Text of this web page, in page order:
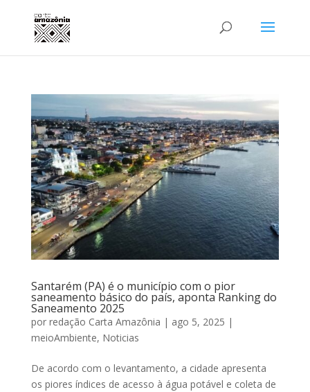
Santarém (PA) é o município com o pior
saneamento básico do país, aponta Ranking do
Saneamento 2025
por redação Carta Amazônia | ago 5, 2025 |
meioAmbiente, Noticias
De acordo com o levantamento, a cidade apresenta
os piores índices de acesso à água potável e coleta de